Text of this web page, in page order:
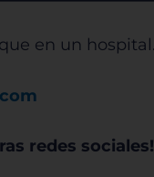
en un hospital.
redes sociales!